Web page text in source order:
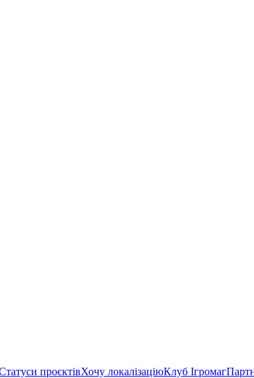
проєктівХочу локалізаціюКлуб Ігромаг